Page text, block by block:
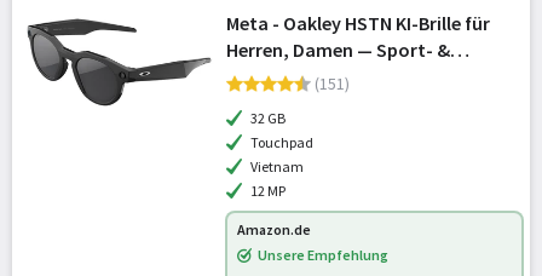
Meta - Oakley HSTN KI-Brille für
Herren, Damen — Sport- &
Lifestyle-Brillen — 12 MP Kamera,
AI — Schwarz/Prizm™ Black
(151)
32 GB
Touchpad
Vietnam
12 MP
Amazon.de
Unsere Empfehlung